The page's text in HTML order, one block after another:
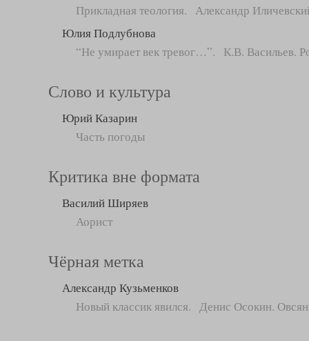
Прикладная теология. Александр
Юлия Подлубнова
“Не умирает век тревог…”. К.В. Васильев.
Слово и культура
Юрий Казарин
Часть погоды
Критика вне формата
Василий Ширяев
Аорист
Чёрная метка
Александр Кузьменков
Новый классик явился. Денис Осокин.